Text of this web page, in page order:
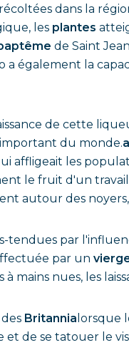
dans la
les plantes
de Saint
a également la
de cette
du monde.
affligeait les
le fruit d'un
autour des
tendues par
par un
mains nues, les
Britannia lorsque
de se tatouer le